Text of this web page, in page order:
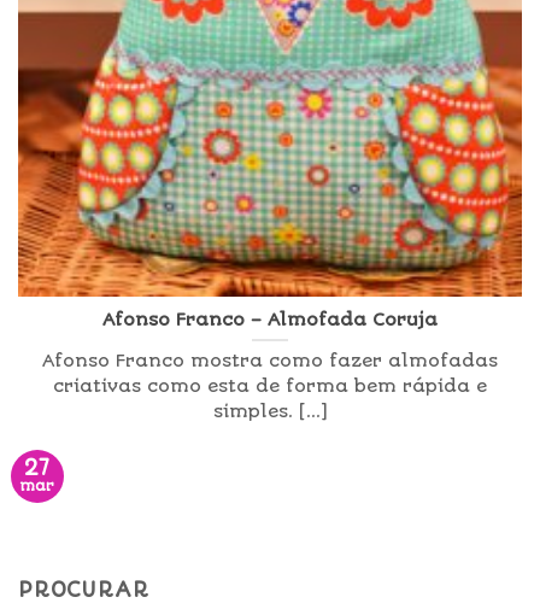
Afonso Franco – Almofada Coruja
Afonso Franco mostra como fazer almofadas
criativas como esta de forma bem rápida e
simples. [...]
27
mar
PROCURAR